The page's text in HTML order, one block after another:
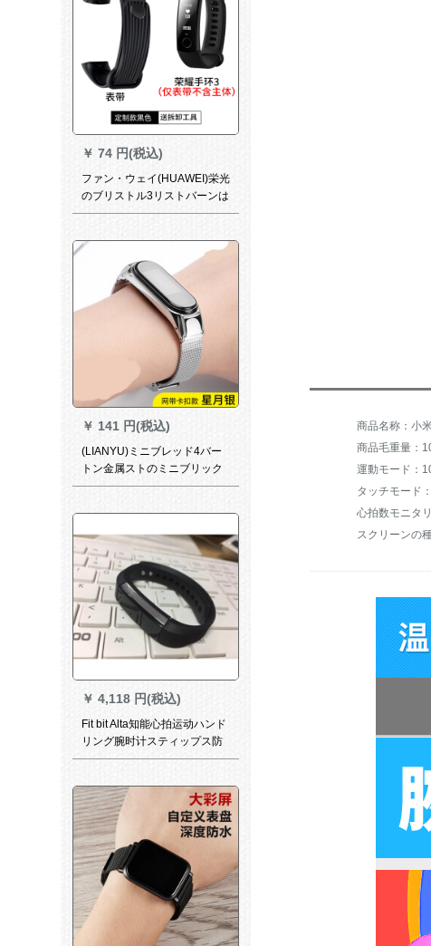
￥ 74 円(税込)
ファン・ウェイ(HUAWEI)栄光
のブリストル3リストバーンは
多彩なスマイト防水バード
属以外の栄光を持つ3つのカス
テラモールドを交换して、シ
バトを送ります。
￥ 141 円(税込)
(LIANYU)ミニブレッド4バー
トン金属ストのミニブリック
トラック3リントンNFC泛用知
います。
￥ 4,118 円(税込)
Fit bit Alta知能心拍运动ハンド
リング腕时计スティップス防
水监视アルタ紫ビッツ【展示
商品毛重量：
運動モード：
スクリーンの